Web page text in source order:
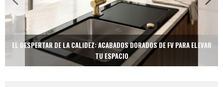
TECNOLOGÍA Y BIENESTAR DE VANGUARDIA: EL INODORO INTELIGENTE
NEOTECH DE FV.